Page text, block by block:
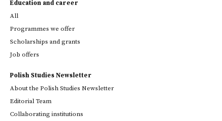
Education and career
All
Programmes we offer
Scholarships and grants
Job offers
Polish Studies Newsletter
About the Polish Studies Newsletter
Editorial Team
Collaborating institutions